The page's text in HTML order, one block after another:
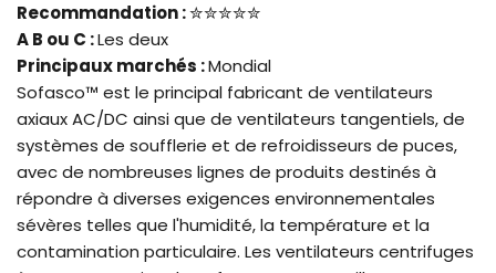
Recommandation :✮✮✮✮✮
A B ou C :Les deux
Principaux marchés :Mondial
Sofasco™ est le principal fabricant de ventilateurs
axiaux AC/DC ainsi que de ventilateurs tangentiels, de
systèmes de soufflerie et de refroidisseurs de puces,
avec de nombreuses lignes de produits destinés à
répondre à diverses exigences environnementales
sévères telles que l'humidité, la température et la
contamination particulaire. Les ventilateurs centrifuges